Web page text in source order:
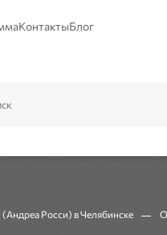
КонтактыБлог
Росси) в Челябинске